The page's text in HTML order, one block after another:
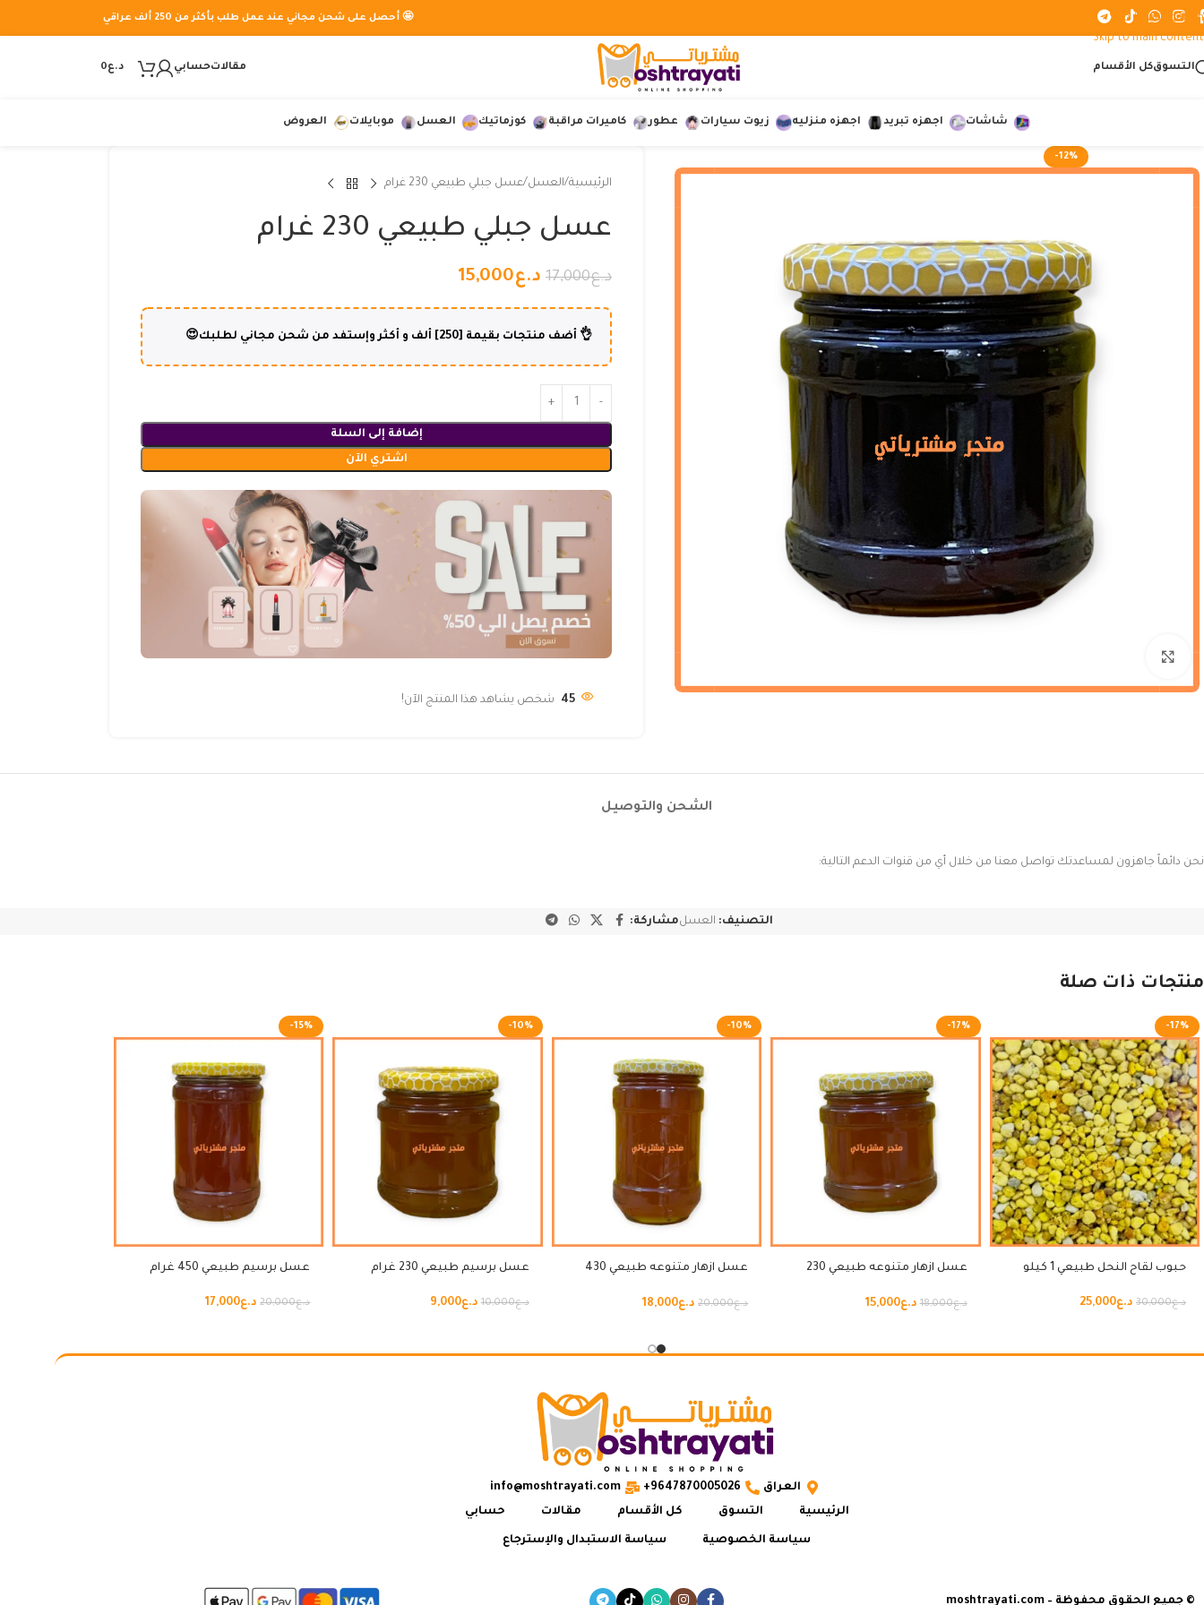
Skip to navigation
Skip to main content
🤩 أحصل على شحن مجاني عند عمل طلب بأكثر من 250 ألف عراقي
التسوقكل الأقسام مقالاتحسابي د.ع0
شاشات اجهزه تبريد اجهزه منزليه زيوت سيارات عطور كاميرات مراقبة كوزماتيك العسل موبايلات العروض
-12%
الرئيسية العسل عسل جبلي طبيعي 230 غرام
عسل جبلي طبيعي 230 غرام
د.ع17,000 د.ع15,000
👌 أضف منتجات بقيمة [250] ألف و أكثر وإستفد من شحن مجاني لطلبك😍
إضافة إلى السلة
اشتري الآن
45 شخص يشاهد هذا المنتج الآن!
الشحن والتوصيل
نحن دائماً جاهزون لمساعدتك تواصل معنا من خلال أي من قنوات الدعم التالية:
التصنيف: العسلمشاركة:
منتجات ذات صلة
-17%
حبوب لقاح النحل طبيعي 1 كيلو
د.ع30,000 د.ع25,000
-17%
عسل ازهار متنوعه طبيعي 230
د.ع18,000 د.ع15,000
-10%
عسل ازهار متنوعه طبيعي 430
د.ع20,000 د.ع18,000
-10%
عسل برسيم طبيعي 230 غرام
د.ع10,000 د.ع9,000
-15%
عسل برسيم طبيعي 450 غرام
د.ع20,000 د.ع17,000
العراق 9647870005026+
info@moshtrayati.com
الرئيسية
التسوق كل الأقسام مقالات حسابي
سياسة الخصوصية سياسة الاستبدال والإسترجاع
© جميع الحقوق محفوظة – moshtrayati.com